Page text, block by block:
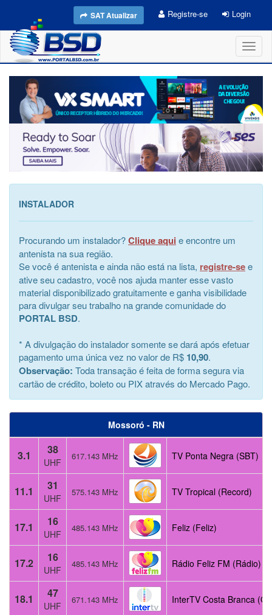
SAT Atualizar Registre-se Login
INSTALADOR
Procurando um instalador?Clique aqui e encontre um
antenista na sua região.
Se você é antenista e ainda não está na lista, registre-see
ative seu cadastro, você nos ajuda manter esse vasto
material disponibilizado gratuitamente e ganha visibilidade
para divulgar seu trabalho na grande comunidade do
PORTAL BSD.
* A divulgação do instalador somente se dará após efetuar
pagamento uma única vez no valor de R$ 10,90.
Observação: Toda transação é feita de forma segura via
cartão de crédito, boleto ou PIX através do Mercado Pago.
Mossoró - RN
3.1 38
UHF
617.143 MHz TV Ponta Negra (SBT)
11.1 31
UHF
575.143 MHz TV Tropical (Record)
17.1 16
UHF
485.143 MHz Feliz (Feliz)
17.2 16
UHF
485.143 MHz Rádio Feliz FM (Rádio)
18.1 47
UHF
671.143 MHz InterTV Costa Branca